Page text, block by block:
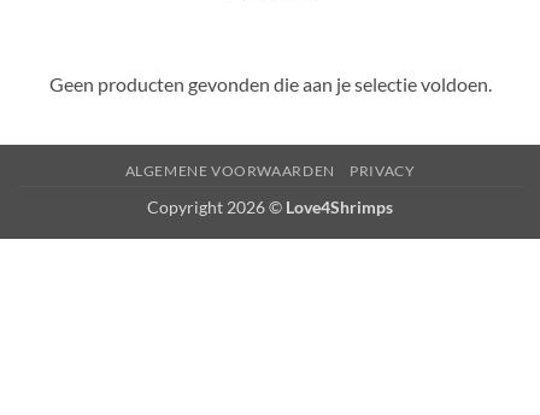
Geen producten gevonden die aan je selectie voldoen.
ALGEMENE VOORWAARDEN PRIVACY
Copyright 2026 © Love4Shrimps